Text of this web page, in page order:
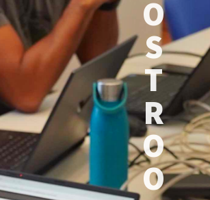
O
S
T
R
O
O